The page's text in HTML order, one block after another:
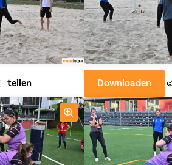
teilen Downloaden